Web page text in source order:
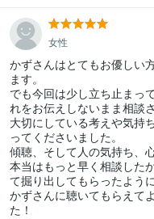
女性
かずさんはとてもお優しい
ます。
でも今回は少し立ち止まっ
れをお伝えしないまま相談
大切にしている考えや気持
ってくださいました。
傾聴、そして人の気持ち、
本当はもっと早く相談した
て掘り出してもらったよう
かずさんに聴いてもらえて
た！